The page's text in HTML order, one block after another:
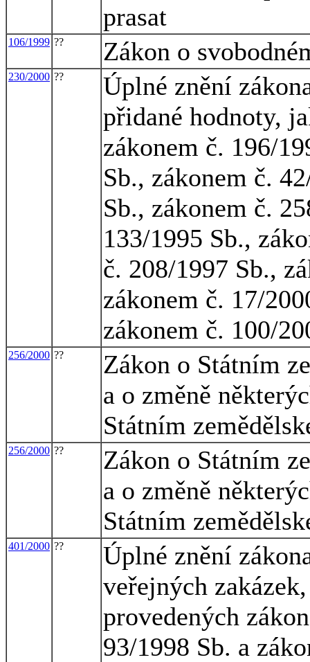
prasat
106/1999 ?? Zákon o
230/2000 ??
Úplné znění
přidané hodnoty,
zákonem č. 196/
Sb., zákonem č.
Sb., zákonem č.
133/1995 Sb.,
č. 208/1997 Sb.,
zákonem č. 17/
zákonem č. 100/
256/2000 ??
Zákon o Státním
a o změně
Státním
256/2000 ??
Zákon o Státním
a o změně
Státním
401/2000 ??
Úplné znění
veřejných
provedených
93/1998 Sb. a